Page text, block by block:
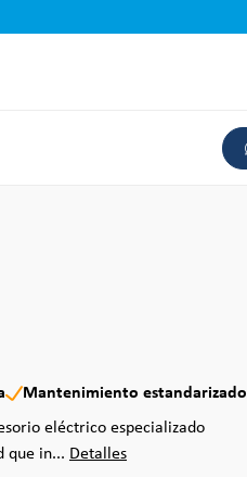
Mantenimiento estandarizado
eléctrico especializado
que in... Detalles